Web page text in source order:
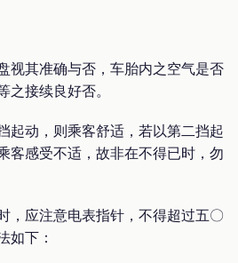
视其准确与否，车胎内之空气是否
接续良好否。
起动，则乘客舒适，若以第二挡起
客感受不适，故非在不得已时，勿
，应注意电表指针，不得超过五〇
如下：